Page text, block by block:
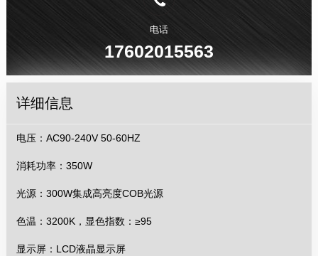
电话
17602015563
详细信息
电压：AC90-240V 50-60HZ
消耗功率：350W
光源：300W集成高亮度COB光源
色温：3200K，显色指数：≥95
显示屏：LCD液晶显示屏